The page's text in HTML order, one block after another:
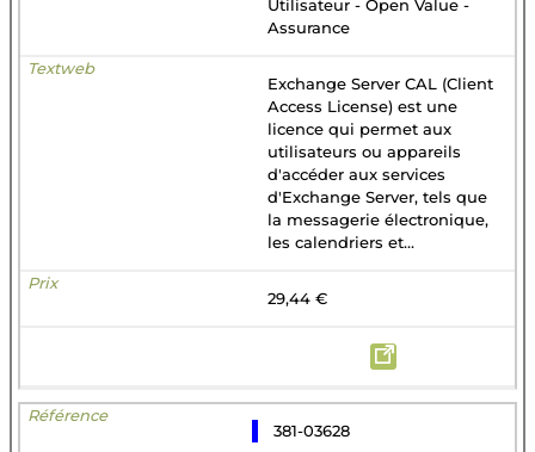
Utilisateur - Open Value -
Assurance
Exchange Server CAL (Client
Access License) est une
licence qui permet aux
utilisateurs ou appareils
d'accéder aux services
d'Exchange Server, tels que
la messagerie électronique,
les calendriers et...
29,44 €
381-03628